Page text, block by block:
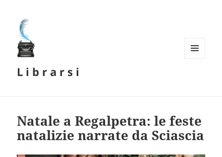
L i b r a r s i
Natale a Regalpetra: le feste
natalizie narrate da Sciascia